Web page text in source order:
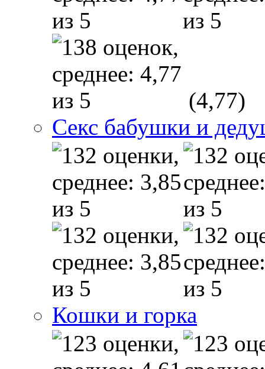
(4,77)
Секс бабушки и
Кошки и горка